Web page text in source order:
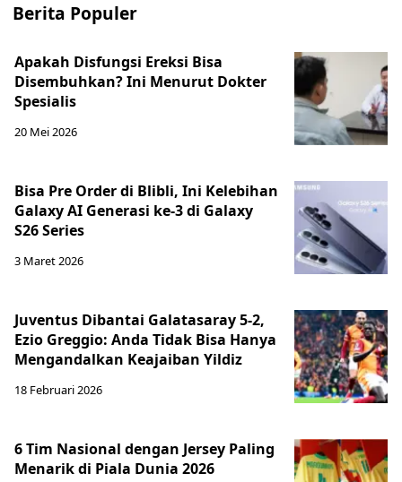
Berita Populer
Apakah Disfungsi Ereksi Bisa
Disembuhkan? Ini Menurut Dokter
Spesialis
20 Mei 2026
Bisa Pre Order di Blibli, Ini Kelebihan
Galaxy AI Generasi ke-3 di Galaxy
S26 Series
3 Maret 2026
Juventus Dibantai Galatasaray 5-2,
Ezio Greggio: Anda Tidak Bisa Hanya
Mengandalkan Keajaiban Yildiz
18 Februari 2026
6 Tim Nasional dengan Jersey Paling
Menarik di Piala Dunia 2026